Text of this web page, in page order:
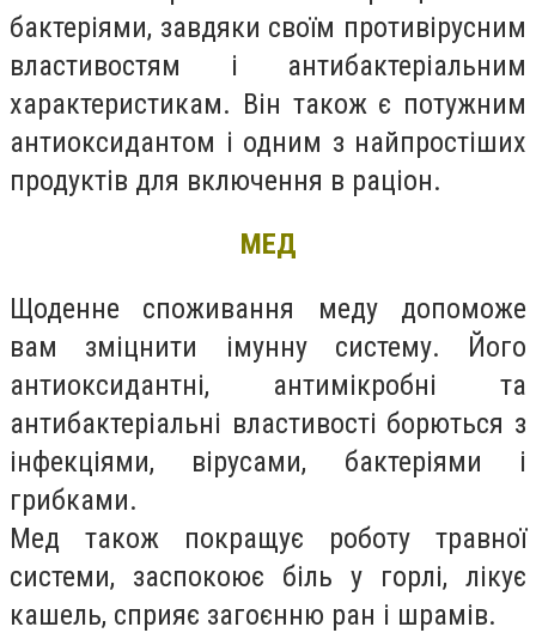
бактеріями, завдяки своїм противірусним
властивостям і антибактеріальним
характеристикам. Він також є потужним
антиоксидантом і одним з найпростіших
продуктів для включення в раціон.
МЕД
Щоденне споживання меду допоможе
вам зміцнити імунну систему. Його
антиоксидантні, антимікробні та
антибактеріальні властивості борються з
інфекціями, вірусами, бактеріями і
грибками.
Мед також покращує роботу травної
системи, заспокоює біль у горлі, лікує
кашель, сприяє загоєнню ран і шрамів.